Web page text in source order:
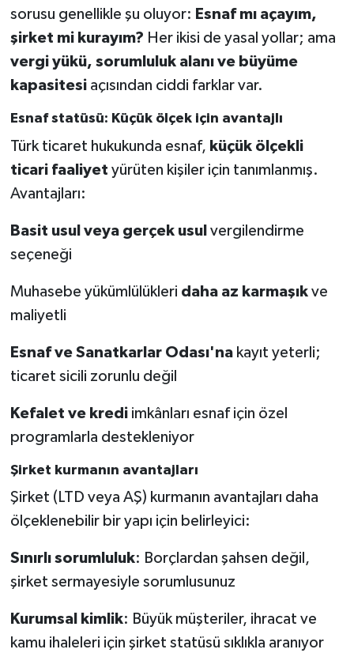
sorusu genellikle şu oluyor: Esnaf mı açayım,
şirket mi kurayım? Her ikisi de yasal yollar; ama
vergi yükü, sorumluluk alanı ve büyüme
kapasitesiaçısından ciddi farklar var.
Esnaf statüsü: Küçük ölçek için avantajlı
Türk ticaret hukukunda esnaf, küçük ölçekli
ticari faaliyet yürüten kişiler için tanımlanmış.
Avantajları:
Basit usul veya gerçek usul vergilendirme
seçeneği
Muhasebe yükümlülükleri daha az karmaşıkve
maliyetli
Esnaf ve Sanatkarlar Odası'nakayıt yeterli;
ticaret sicili zorunlu değil
Kefalet ve krediimkânları esnaf için özel
programlarla destekleniyor
Şirket kurmanın avantajları
Şirket (LTD veya AŞ) kurmanın avantajları daha
ölçeklenebilir bir yapı için belirleyici:
Sınırlı sorumluluk: Borçlardan şahsen değil,
şirket sermayesiyle sorumlusunuz
Kurumsal kimlik: Büyük müşteriler, ihracat ve
kamu ihaleleri için şirket statüsü sıklıkla aranıyor